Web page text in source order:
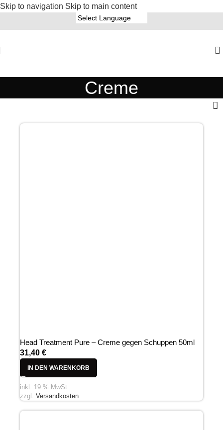
Skip to navigation Skip to main content
Creme
Head Treatment Pure – Creme gegen Schuppen 50ml
31,40 €
IN DEN WARENKORB
inkl. 19 % MwSt.
zzgl. Versandkosten